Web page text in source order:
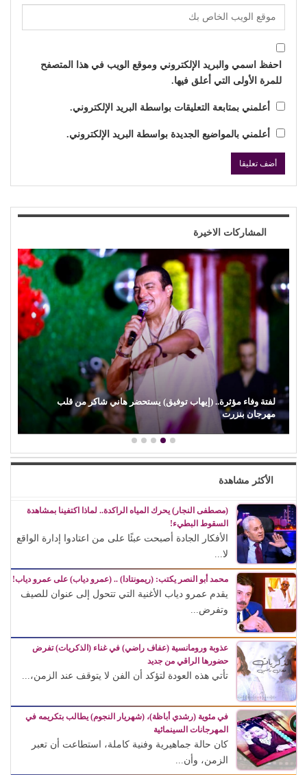
احفظ اسمي والبريد الإلكتروني وموقع الويب في هذا المتصفح
للمرة الأولى التي أعلق فيها.
أعلمني بمتابعة التعليقات بواسطة البريد الإلكتروني.
أعلمني بالمواضيع الجديدة بواسطة البريد الإلكتروني.
المشاركات الاخيرة
لفتة وفاء مؤثرة.. (إيهاب توفيق) يستحضر هاني شاكر من قلب
مهرجان بنزرت
الأكثر مشاهدة
(مصطفى النجار) يحرك المياه الراكدة.. لماذا اكتفينا بمشاهدة
السقوط البطيء!
الأفكار الجادة أصبحت عبئًا على من اعتادوا إدارة الواقع
لا...
محمد أبو النصر يكتب: (ريمونتادا) .. (عمرو دياب) على عمرو دياب!
يقدم عمرو دياب الأغنية التي تتحول إلى عنوان للصيف
وتفرض...
عذوبة ورومانسية (عفاف راضي) في غناء (الذكريات) تفرض
حضورها الراقي من جديد
تأتي هذه العودة لتؤكد أن الفن لا يتوقف عند الزمن،...
في مئوية (رشدي أباظة)، (شهريار النجوم) يطالب بتكريمه في
المهرجانات السينمائية
كان حالة جماهيرية وفنية كاملة، استطاعت أن تعبر
الزمن، وأن...